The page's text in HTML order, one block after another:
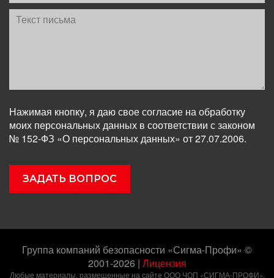
Нажимая кнопку, я даю свое согласие на обработку
моих персональных данных в соответствии с законом
№ 152-ФЗ «О персональных данных» от 27.07.2006.
Группа компаний безопасности «Сигма-Профи» ©
2001-2026 | Лицензия
Любые материалы, размещенные на сайте ООО ЧОП «СИГМА-ПРОФИ»,